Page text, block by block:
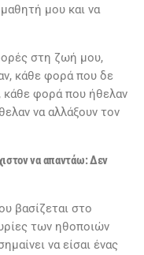
μου και να
στη ζωή μου,
κάθε φορά που δε
κάθε φορά που ήθελαν
να αλλάξουν τον
να απαντάω: Δεν
βασίζεται στο
των ηθοποιών
να είσαι ένας